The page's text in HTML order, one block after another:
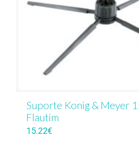
Suporte Konig & Meyer
Flautim
15.22€